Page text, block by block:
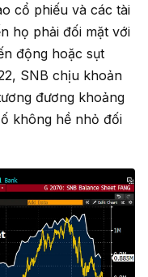
cổ phiếu và các tài
họ phải đối mặt với
động hoặc sụt
SNB chịu khoản
đương khoảng
không hề nhỏ đối